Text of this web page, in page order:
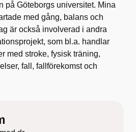
på Göteborgs universitet. Mina
med gång, balans och
är också involverad i andra
som bl.a. handlar
med stroke, fysisk träning,
fall, fallförekomst och